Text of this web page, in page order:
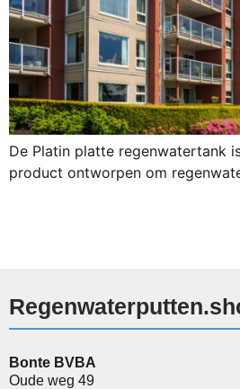
De Platin platte regenwatertank
product ontworpen om
Bonte BVBA
Oude weg 49